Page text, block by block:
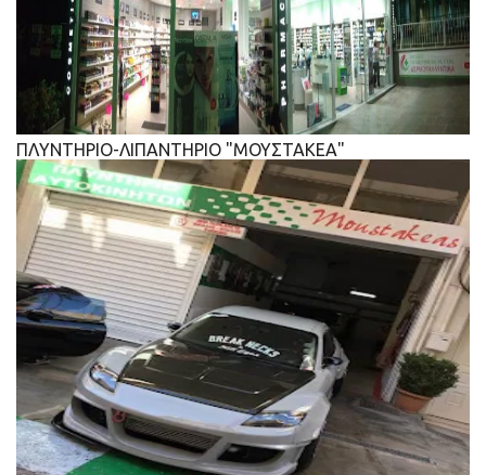
ΠΛΥΝΤΗΡΙΟ-ΛΙΠΑΝΤΗΡΙΟ "ΜΟΥΣΤΑΚΕΑ"